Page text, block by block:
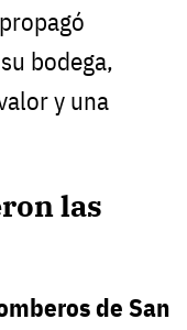
bodega,
y una
las
de San